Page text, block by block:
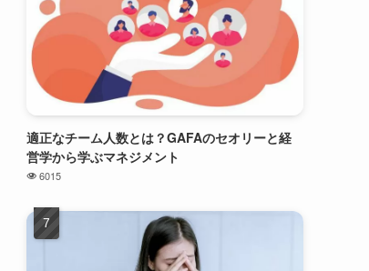
適正なチーム人数とは？GAFAのセオリーと経
営学から学ぶマネジメント
6015